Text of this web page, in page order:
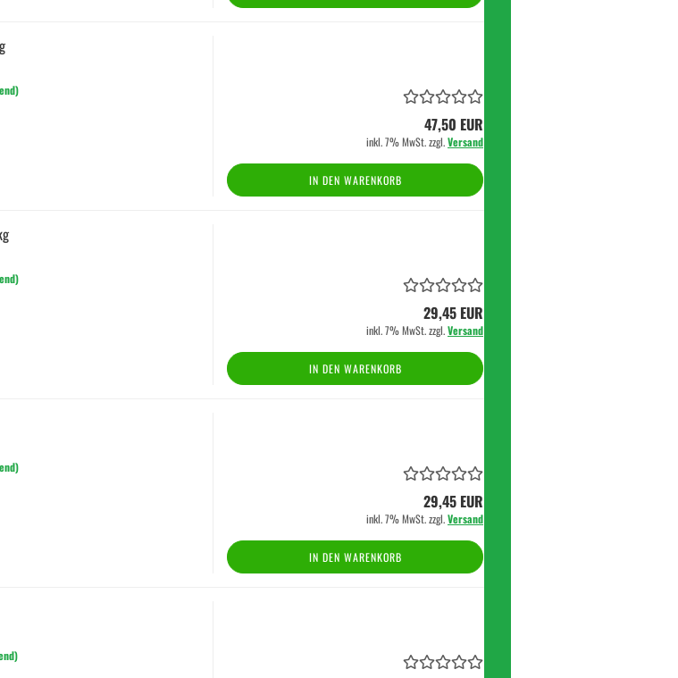
47,50 EUR
inkl. 7% MwSt. zzgl.Versand
IN DEN WARENKORB
29,45 EUR
inkl. 7% MwSt. zzgl.Versand
IN DEN WARENKORB
29,45 EUR
inkl. 7% MwSt. zzgl.Versand
IN DEN WARENKORB